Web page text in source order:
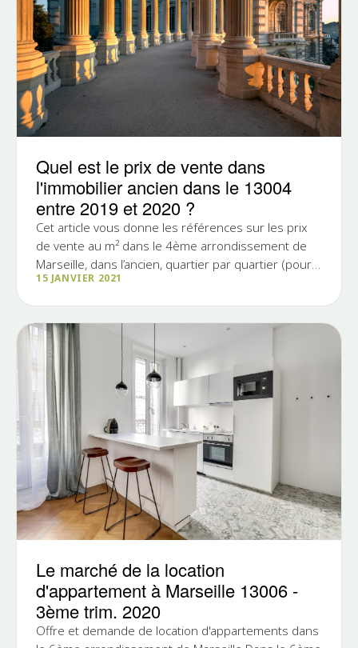
Quel est le prix de vente dans
l'immobilier ancien dans le 13004
entre 2019 et 2020 ?
Cet article vous donne les références sur les prix
de vente au m² dans le 4ème arrondissement de
Marseille, dans l’ancien, quartier par quartier (pour
la...
15 JANVIER 2021
Le marché de la location
d'appartement à Marseille 13006 -
3ème trim. 2020
Offre et demande de location d'appartements dans